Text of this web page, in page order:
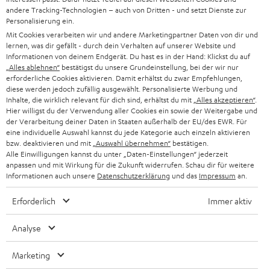
d
u
n
g
SOUNDBARS
STEREO
SMART HOME
BLUETOOTH-LAUTSPRECHER
KOPFHÖRER
BLUETOOTH-KOPFHÖRER
STEREOANLAGEN
SUPPORT
KARRIERE
PRESSE & MARKETING
GESCHÄFTSKUNDEN
PARTNERPROGRAMM
BLOG
NEWSLETTER
DEINE VORTEILE BEI TEUFEL
TEUFEL STORY
Teufel Onlineshops
DEUTSCHLAND
ÖSTERREICH
SCHWEIZ
NIEDERLANDE
FRANKREICH
andere Tracking-Technologien – auch von Dritten - und setzt Dienste zur
Personalisierung ein.
Mit Cookies verarbeiten wir und andere Marketingpartner Daten von dir und
lernen, was dir gefällt - durch dein Verhalten auf unserer Website und
Informationen von deinem Endgerät. Du hast es in der Hand: Klickst du auf
„Alles ablehnen“ bestätigst du unsere Grundeinstellung, bei der wir nur
erforderliche Cookies aktivieren. Damit erhältst du zwar Empfehlungen,
diese werden jedoch zufällig ausgewählt. Personalisierte Werbung und
Inhalte, die wirklich relevant für dich sind, erhältst du mit „Alles akzeptieren“.
Hier willigst du der Verwendung aller Cookies ein sowie der Weitergabe und
der Verarbeitung deiner Daten in Staaten außerhalb der EU/des EWR. Für
eine individuelle Auswahl kannst du jede Kategorie auch einzeln aktivieren
bzw. deaktivieren und mit „Auswahl übernehmen“ bestätigen.
Alle Einwilligungen kannst du unter „Daten-Einstellungen“ jederzeit
anpassen und mit Wirkung für die Zukunft widerrufen. Schau dir für weitere
Informationen auch unsere Datenschutzerklärung und das Impressum an.
Erforderlich Immer aktiv
Analyse
Marketing